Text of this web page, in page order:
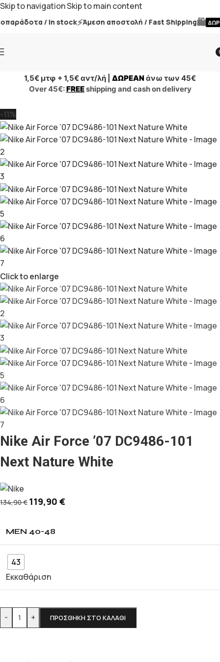
Skip to navigationSkip to main content
/ In stock⚡Άμεση αποστολή / Fast Shipping🛍️
1,5€ μτφ + 1,5€ αντ/λή | ΔΩΡΕΑΝάνω των 45€
Over 45€:FREEshipping and cash on delivery
-11%
Click to enlarge
Nike Air Force ’07 DC9486-101
Next Nature White
134,90€ 119,90 €
MEN 40-48
43
Εκκαθάριση
- + ΠΡΟΣΘΉΚΗ ΣΤΟ ΚΑΛΆΘΙ